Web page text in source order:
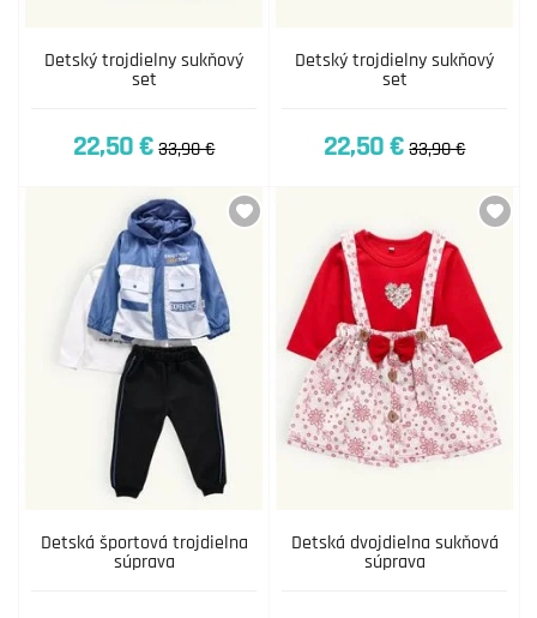
Detský trojdielny sukňový
set
22,50 € 33,90 €
Detský trojdielny sukňový
set
22,50 € 33,90 €
Detská športová trojdielna
súprava
Detská dvojdielna sukňová
súprava